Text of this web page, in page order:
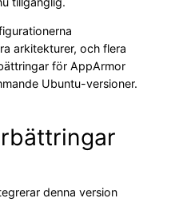
arkitekturer, och flera
för AppArmor
Ubuntu-versioner.
denna version